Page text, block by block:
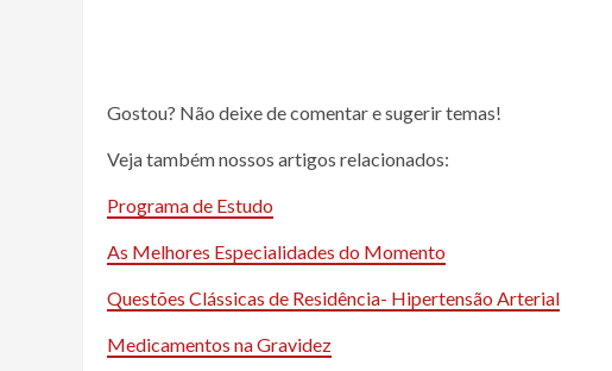
Gostou? Não deixe de comentar e sugerir temas!
Veja também nossos artigos relacionados:
Programa de Estudo
As Melhores Especialidades do Momento
Questões Clássicas de Residência- Hipertensão Arterial
Medicamentos na Gravidez